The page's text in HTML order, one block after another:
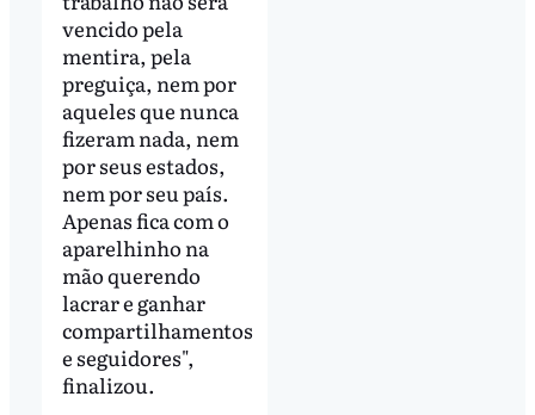
vencido pela
mentira, pela
preguiça, nem por
aqueles que nunca
fizeram nada, nem
por seus estados,
nem por seu país.
Apenas fica com o
aparelhinho na
mão querendo
lacrar e ganhar
compartilhamentos
e seguidores",
finalizou.